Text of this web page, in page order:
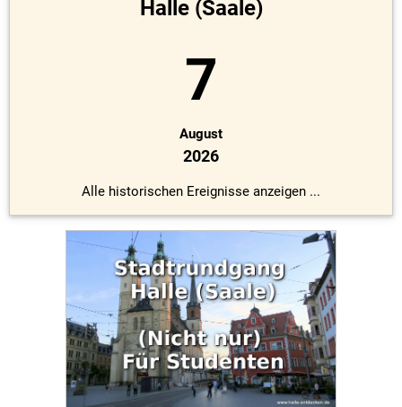
Halle (Saale)
7
August
2026
Alle historischen Ereignisse anzeigen ...